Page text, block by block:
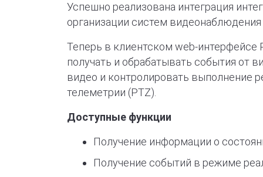
Успешно реализована интеграция
организации систем видеонаблюдения
Теперь в клиентском web-
получать и обрабатывать события от
видео и контролировать выполнение
телеметрии (PTZ).
Доступные функции
Получение информации о
Получение событий в режиме